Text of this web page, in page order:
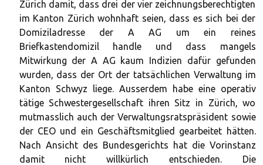
Zürich damit, dass drei der vier zeichnungsberechtigten
im Kanton Zürich wohnhaft seien, dass es sich bei der
Domiziladresse der A AG um ein reines
Briefkastendomizil handle und dass mangels
Mitwirkung der A AG kaum Indizien dafür gefunden
wurden, dass der Ort der tatsächlichen Verwaltung im
Kanton Schwyz liege. Ausserdem habe eine operativ
tätige Schwestergesellschaft ihren Sitz in Zürich, wo
mutmasslich auch der Verwaltungsratspräsident sowie
der CEO und ein Geschäftsmitglied gearbeitet hätten.
Nach Ansicht des Bundesgerichts hat die Vorinstanz
damit nicht willkürlich entschieden. Die